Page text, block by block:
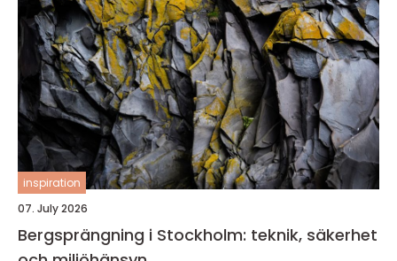
inspiration
07. July 2026
Bergsprängning i Stockholm: teknik, säkerhet